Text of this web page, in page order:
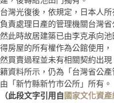
台灣光復後，依規定，日本人
負責處理日產的管理機關台灣省
然此時故居建築已由李克承向
得房屋的所有權作為公館使用，
然買賣過程並未有相關契約出
籍資料所示，仍為「台灣省公
由「新竹縣新竹市公所」所有。
（此段文字引用自 國家文化資